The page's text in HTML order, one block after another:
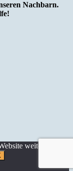
Nachbarn.
weiter nutzt,